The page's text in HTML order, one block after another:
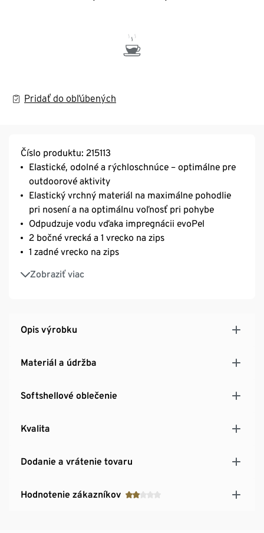
Pridať do obľúbených
Číslo produktu: 215113
Elastické, odolné a rýchloschnúce – optimálne pre
outdoorové aktivity
Elastický vrchný materiál na maximálne pohodlie
pri nosení a na optimálnu voľnosť pri pohybe
Odpudzuje vodu vďaka impregnácii evoPel
2 bočné vrecká a 1 vrecko na zips
1 zadné vrecko na zips
Zobraziť viac
Pohodlný pás nohavíc s elastickými všitými dielmi
Opis výrobku
Materiál a údržba
Softshellové oblečenie
Kvalita
Dodanie a vrátenie tovaru
Hodnotenie zákazníkov